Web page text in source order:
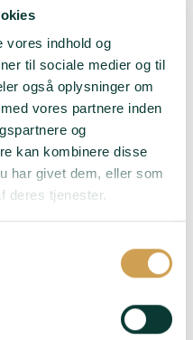
vores indhold og
til sociale medier og til
også oplysninger om
vores partnere inden
og
kan kombinere disse
har givet dem, eller som
deres tjenester.